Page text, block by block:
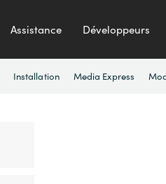
Assistance Développeurs
Installation Media Express